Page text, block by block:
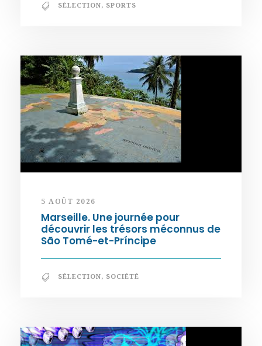
SÉLECTION, SPORTS
5 AOÛT 2026
Marseille. Une journée pour
découvrir les trésors méconnus de
São Tomé-et-Príncipe
SÉLECTION, SOCIÉTÉ